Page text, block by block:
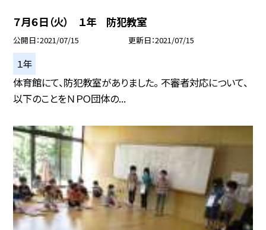
７月６日（火） １年 防犯教室
公開日 2021/07/15 更新日 2021/07/15
１年
体育館にて、防犯教室がありました。 不審者対応について、
以下のことをＮＰＯ団体の...